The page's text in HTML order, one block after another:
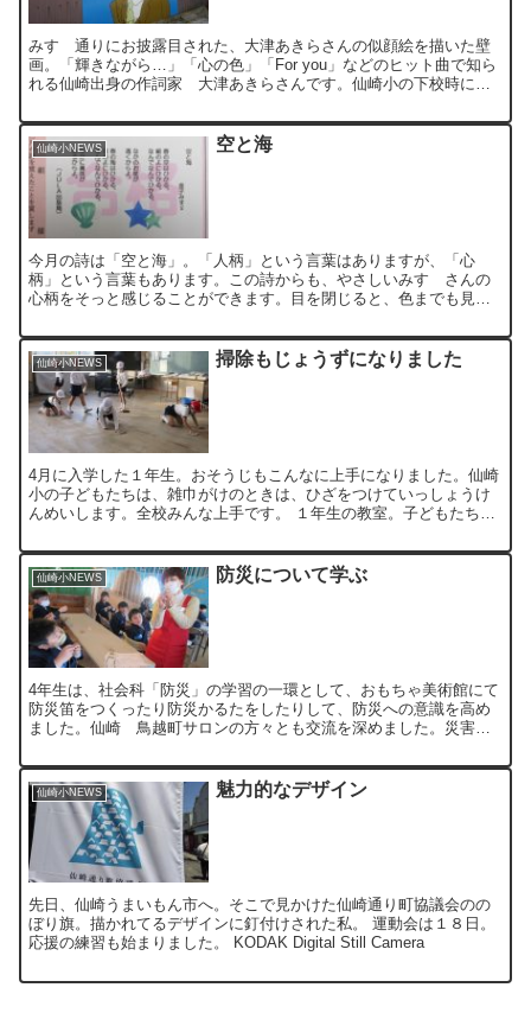
みすゞ通りにお披露目された、大津あきらさんの似顔絵を描いた壁
画。「輝きながら…」「心の色」「For you」などのヒット曲で知ら
れる仙崎出身の作詞家 大津あきらさんです。仙崎小の下校時に流
仙崎小NEWS 空と海
今月の詩は「空と海」。「人柄」という言葉はありますが、「心
柄」という言葉もあります。この詩からも、やさしいみすゞさんの
心柄をそっと感じることができます。目を閉じると、色までも見え
す。...
仙崎小NEWS 掃除もじょうずになりました
4月に入学した１年生。おそうじもこんなに上手になりました。仙崎
小の子どもたちは、雑巾がけのときは、ひざをつけていっしょうけ
んめいします。全校みんな上手です。 １年生の教室。子どもたちの
仙崎小NEWS 防災について学ぶ
4年生は、社会科「防災」の学習の一環として、おもちゃ美術館にて
防災笛をつくったり防災かるたをしたりして、防災への意識を高め
ました。仙崎 鳥越町サロンの方々とも交流を深めました。災害用
仙崎小NEWS 魅力的なデザイン
先日、仙崎うまいもん市へ。そこで見かけた仙崎通り町協議会のの
ぼり旗。描かれてるデザインに釘付けされた私。 運動会は１８日。
応援の練習も始まりました。 KODAK Digital Still Camera